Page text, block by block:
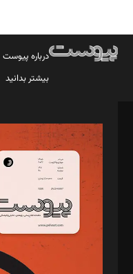
درباره پیوست
بیشتر بدانید
مدیر مسئول: محمدباقر
سردبیر: مهرک محمودی
دبیر تحریریه: میثم قاسمی
د‌بیر ناداستان: سمانه سمیع
د‌بیر خدمت و تجارت: ابوالفضل
د‌بیر حقوق فناوری:
د‌بیر پیوست جهان: مینا پاکدل
د‌بیر تحریریه آنلاین: بابک